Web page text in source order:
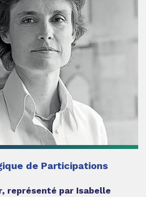
de Participations
représenté par Isabelle